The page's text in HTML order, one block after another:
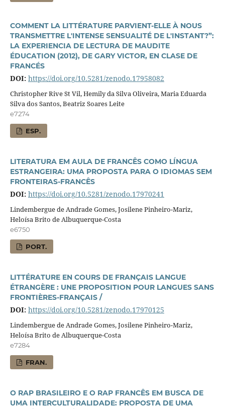
COMMENT LA LITTÉRATURE PARVIENT-ELLE À NOUS
TRANSMETTRE L'INTENSE SENSUALITÉ DE L'INSTANT?”:
LA EXPERIENCIA DE LECTURA DE MAUDITE
ÉDUCATION (2012), DE GARY VICTOR, EN CLASE DE
FRANCÉS
DOI: https://doi.org/10.5281/zenodo.17958082
Christopher Rive St Vil, Hemily da Silva Oliveira, Maria Eduarda
Silva dos Santos, Beatriz Soares Leite
e7274
ESP.
LITERATURA EM AULA DE FRANCÊS COMO LÍNGUA
ESTRANGEIRA: UMA PROPOSTA PARA O IDIOMAS SEM
FRONTEIRAS-FRANCÊS
DOI: https://doi.org/10.5281/zenodo.17970241
Lindembergue de Andrade Gomes, Josilene Pinheiro-Mariz,
Heloísa Brito de Albuquerque-Costa
e6750
PORT.
LITTÉRATURE EN COURS DE FRANÇAIS LANGUE
ÉTRANGÈRE : UNE PROPOSITION POUR LANGUES SANS
FRONTIÈRES-FRANÇAIS /
DOI: https://doi.org/10.5281/zenodo.17970125
Lindembergue de Andrade Gomes, Josilene Pinheiro-Mariz,
Heloísa Brito de Albuquerque-Costa
e7284
FRAN.
O RAP BRASILEIRO E O RAP FRANCÊS EM BUSCA DE
UMA INTERCULTURALIDADE: PROPOSTA DE UMA